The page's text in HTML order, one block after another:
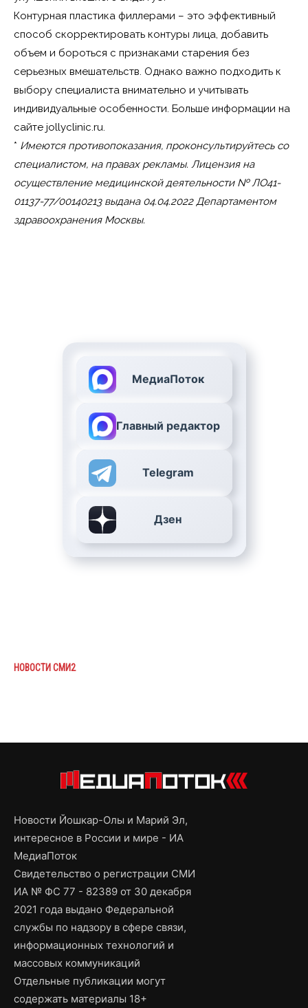
Контурная пластика филлерами – это эффективный
способ скорректировать контуры лица, добавить
объем и бороться с признаками старения без
серьезных вмешательств. Однако важно подходить к
выбору специалиста внимательно и учитывать
индивидуальные особенности. Больше информации на
сайте jollyclinic.ru.
* Имеются противопоказания, проконсультируйтесь со
специалистом, на правах рекламы. Лицензия на
осуществление медицинской деятельности № ЛО41-
01137-77/00140213 выдана 04.04.2022 Департаментом
здравоохранения Москвы.
МедиаПоток
Главный редактор
Telegram
Дзен
НОВОСТИ СМИ2
Новости Йошкар-Олы и Марий Эл,
интересное в России и мире - ИА
МедиаПоток
Свидетельство о регистрации СМИ
ИА № ФС 77 - 82389 от 30 декабря
2021 года выдано Федеральной
службы по надзору в сфере связи,
информационных технологий и
массовых коммуникаций
Отдельные публикации могут
содержать материалы 18+